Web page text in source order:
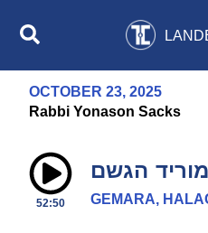
OCTOBER 23, 2025
Rabbi Yonason Sacks
52:50
הגשם
GEMARA,